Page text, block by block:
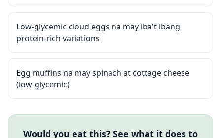
Low-glycemic cloud eggs na may iba't ibang
protein-rich variations
Egg muffins na may spinach at cottage cheese
(low-glycemic)
Would you eat this? See what it does to